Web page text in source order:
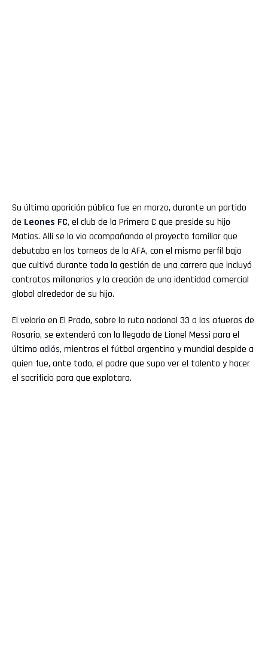
Su última aparición pública fue en marzo, durante un partido
de Leones FC, el club de la Primera C que preside su hijo
Matías. Allí se lo vio acompañando el proyecto familiar que
debutaba en los torneos de la AFA, con el mismo perfil bajo
que cultivó durante toda la gestión de una carrera que incluyó
contratos millonarios y la creación de una identidad comercial
global alrededor de su hijo.
El velorio en El Prado, sobre la ruta nacional 33 a las afueras de
Rosario, se extenderá con la llegada de Lionel Messi para el
último adiós, mientras el fútbol argentino y mundial despide a
quien fue, ante todo, el padre que supo ver el talento y hacer
el sacrificio para que explotara.